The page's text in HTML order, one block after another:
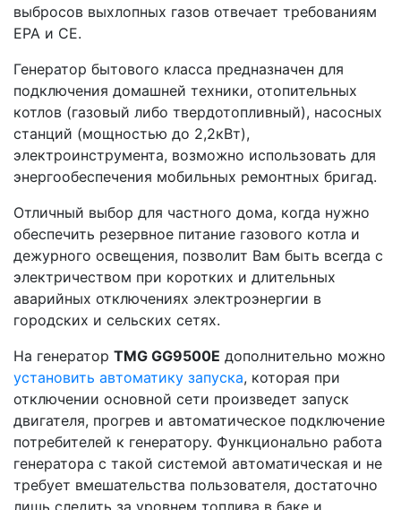
выбросов выхлопных газов отвечает требованиям
EPA и CE.
Генератор бытового класса предназначен для
подключения домашней техники, отопительных
котлов (газовый либо твердотопливный), насосных
станций (мощностью до 2,2кВт),
электроинструмента, возможно использовать для
энергообеспечения мобильных ремонтных бригад.
Отличный выбор для частного дома, когда нужно
обеспечить резервное питание газового котла и
дежурного освещения, позволит Вам быть всегда с
электричеством при коротких и длительных
аварийных отключениях электроэнергии в
городских и сельских сетях.
На генератор TMG GG9500E дополнительно можно
установить автоматику запуска, которая при
отключении основной сети произведет запуск
двигателя, прогрев и автоматическое подключение
потребителей к генератору. Функционально работа
генератора с такой системой автоматическая и не
требует вмешательства пользователя, достаточно
лишь следить за уровнем топлива в баке и